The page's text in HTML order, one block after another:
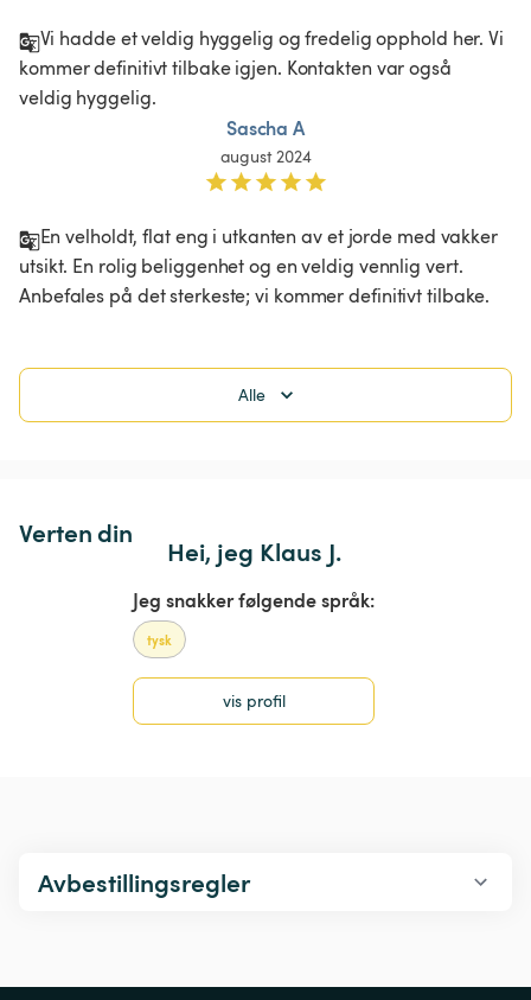
Vi hadde et veldig hyggelig og fredelig opphold her. Vi
kommer definitivt tilbake igjen. Kontakten var også
veldig hyggelig.
Sascha A
august 2024
En velholdt, flat eng i utkanten av et jorde med vakker
utsikt. En rolig beliggenhet og en veldig vennlig vert.
Anbefales på det sterkeste; vi kommer definitivt tilbake.
Alle
Verten din
Hei, jeg Klaus J.
Jeg snakker følgende språk:
tysk
vis profil
Avbestillingsregler